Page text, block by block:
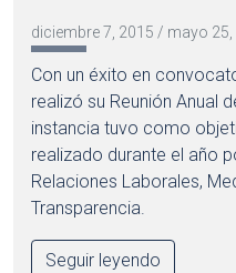
diciembre 7, 2015 / mayo 25,
Con un éxito en
realizó su Reunión Anual
instancia tuvo como
realizado durante el año
Relaciones Laborales,
Transparencia.
Seguir leyendo